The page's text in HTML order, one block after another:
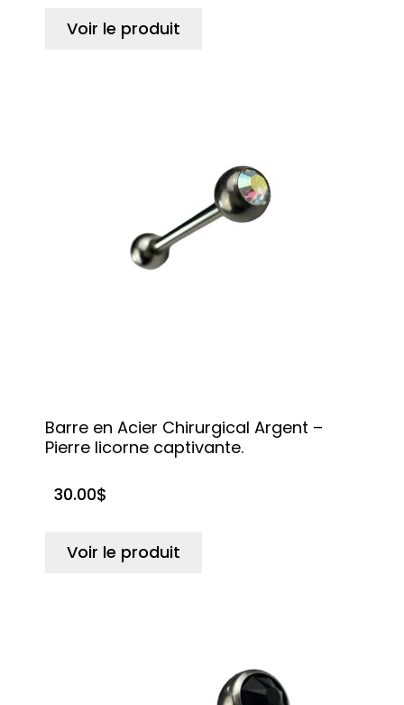
Voir le produit
Barre en Acier Chirurgical Argent –
Pierre licorne captivante.
30.00$
Voir le produit